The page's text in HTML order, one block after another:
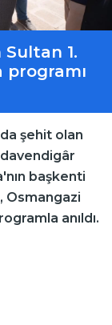
1.
şehit olan
başkenti
Osmangazi
anıldı.